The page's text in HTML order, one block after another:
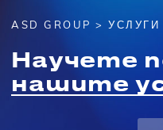
ASD GROUP >
Научете
нашите